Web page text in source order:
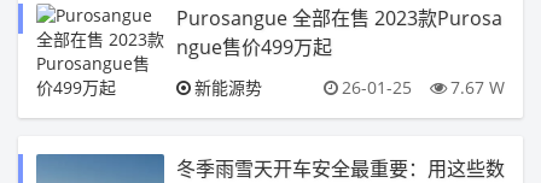
Purosangue 全部在售 2023款Purosa
ngue售价499万起
新能源势 26-01-25 7.67 W
冬季雨雪天开车安全最重要：用这些数